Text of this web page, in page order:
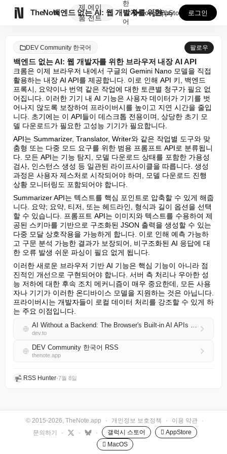
TheNote
제
품
에이
전트
백엔드 없는 AI: 웹 개발자를 위한 브라우저 내장 A...
한
국
어
GooglePlay
AppStore 로그인
DEV Community 한국어 팔로우
백엔드 없는 AI: 웹 개발자를 위한 브라우저 내장 AI API
크롬은 이제 브라우저 내에서 구글의 Gemini Nano 모델을 직접
활용하는 내장 AI API를 제공합니다. 이로 인해 API 키, 백엔드
프록시, 요약이나 번역 같은 작업에 대한 토큰별 청구가 필요 없
어집니다. 이러한 기기 내 AI 기능은 사용자 데이터가 기기를 벗
어나지 않도록 보장하여 프라이버시를 높이고 지연 시간을 줄입
니다. 초기에는 이 API들이 데스크톱 전용이며, 상당한 초기 모
델 다운로드가 필요한 고성능 기기가 필요합니다.
API는 Summarizer, Translator, Writer와 같은 작업별 도구와 맞
춤형 또는 다중 모드 요구를 위한 범용 프롬프트 API로 분류됩니
다. 모든 API는 기능 탐지, 모델 다운로드 상태를 포함한 가용성
검사, 인스턴스 생성 등 일관된 라이프사이클을 따릅니다. 생성
과정은 사용자 제스처로 시작되어야 하며, 모델 다운로드 진행
상황 모니터링도 포함되어야 합니다.
Summarizer API는 텍스트를 핵심 포인트로 압축할 수 있게 해줍
니다. 요약; 요약, 티저, 또는 헤드라인, 형식과 길이 옵션을 선택
할 수 있습니다. 프롬프트 API는 이미지와 텍스트를 수용하여 제
공된 스키마를 기반으로 구조화된 JSON 출력을 생성할 수 있는
다중 모달 상호작용을 가능하게 합니다. 이로 인해 예측 가능하
고 구문 분석 가능한 결과가 보장되어, 비구조화된 AI 응답에 대
한 오류 발생 쉬운 파싱이 필요 없게 됩니다.
이러한 새로운 브라우저 기반 AI 기능은 핵심 기능이 아니라 점
진적인 개선으로 구현되어야 합니다. 서버 측 처리나 우아한 성
능 저하에 대한 후속 조치 메커니즘이 매우 중요한데, 모든 사용
자나 기기가 이러한 온디바이스 모델을 지원하는 것은 아닙니다.
프라이버시는 개발자들이 로컬 데이터 처리를 강조할 수 있게 하
는 주요 이점입니다.
AI Without a Backend: The Browser's Built-in AI APIs for Web Developers
dev.to
DEV Community 한국어 RSS
thenote.app
RSS Hunter•7월 8일
© 2015-2026, TheNote.app · 개인정보 보호정책 · 이용 약관
·
문의하기
· · · 갤럭시 스토어
 AppStore
 MacOS